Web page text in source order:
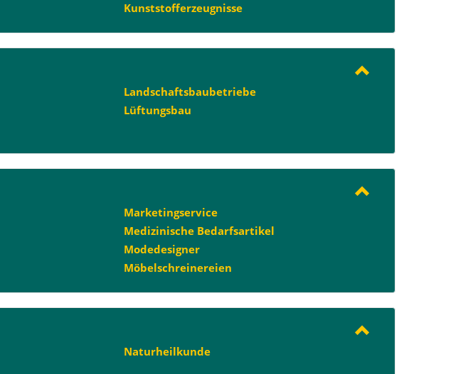
Kunststofferzeugnisse
Landschaftsbaubetriebe
Lüftungsbau
Marketingservice
Medizinische Bedarfsartikel
Modedesigner
Möbelschreinereien
Naturheilkunde